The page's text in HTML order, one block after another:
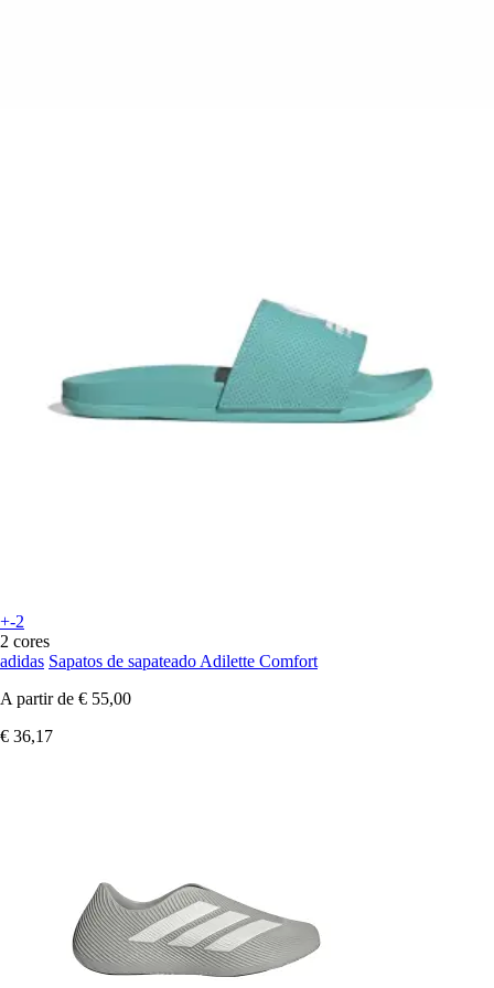
+-2
2 cores
adidas Sapatos de sapateado Adilette Comfort
A partir de € 55,00
€ 36,17